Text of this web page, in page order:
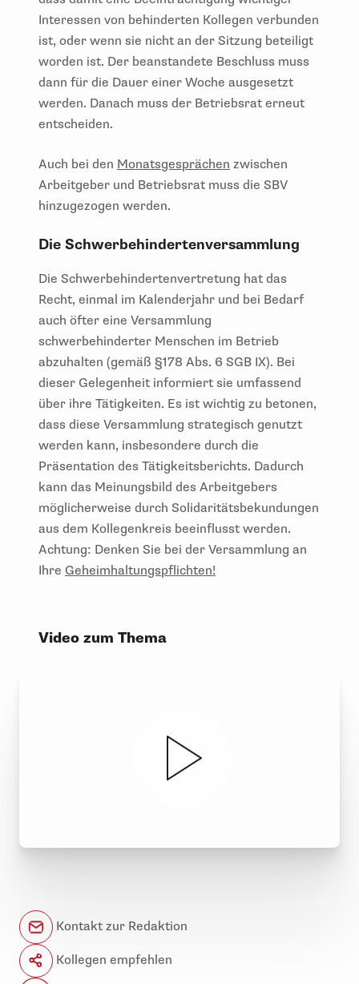
Interessen von behinderten Kollegen verbunden
ist, oder wenn sie nicht an der Sitzung beteiligt
worden ist. Der beanstandete Beschluss muss
dann für die Dauer einer Woche ausgesetzt
werden. Danach muss der Betriebsrat erneut
entscheiden.
Auch bei den Monatsgesprächen zwischen
Arbeitgeber und Betriebsrat muss die SBV
hinzugezogen werden.
Die Schwerbehindertenversammlung
Die Schwerbehindertenvertretung hat das
Recht, einmal im Kalenderjahr und bei Bedarf
auch öfter eine Versammlung
schwerbehinderter Menschen im Betrieb
abzuhalten (gemäß §178 Abs. 6 SGB IX). Bei
dieser Gelegenheit informiert sie umfassend
über ihre Tätigkeiten. Es ist wichtig zu betonen,
dass diese Versammlung strategisch genutzt
werden kann, insbesondere durch die
Präsentation des Tätigkeitsberichts. Dadurch
kann das Meinungsbild des Arbeitgebers
möglicherweise durch Solidaritätsbekundungen
aus dem Kollegenkreis beeinflusst werden.
Achtung: Denken Sie bei der Versammlung an
Ihre Geheimhaltungspflichten!
Video zum Thema
Kontakt zur Redaktion
Kollegen empfehlen